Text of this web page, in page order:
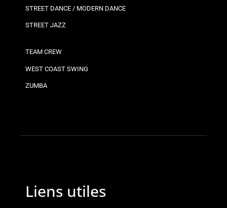
STREET DANCE / MODERN DANCE
STREET JAZZ
TEAM CREW
WEST COAST SWING
ZUMBA
Liens utiles